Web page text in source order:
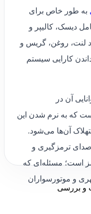
به طور خاص برای
دیسک، کالیپر و
لنت، روغن، گریس و
کارایی سیستم
آن در
که به نرم شدن این
آن‌ها می‌شود.
صدای ترمزگیری و
است؛ مسئله‌ای که
و موتورسواران
و بررسی